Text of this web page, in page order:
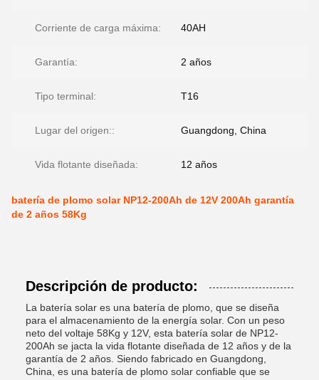
Corriente de carga máxima: 40AH
Garantía: 2 años
Tipo terminal: T16
Lugar del origen:: Guangdong, China
Vida flotante diseñada: 12 años
batería de plomo solar NP12-200Ah de 12V 200Ah garantía
de 2 años 58Kg
Descripción de producto:
La batería solar es una batería de plomo, que se diseña
para el almacenamiento de la energía solar. Con un peso
neto del voltaje 58Kg y 12V, esta batería solar de NP12-
200Ah se jacta la vida flotante diseñada de 12 años y de la
garantía de 2 años. Siendo fabricado en Guangdong,
China, es una batería de plomo solar confiable que se